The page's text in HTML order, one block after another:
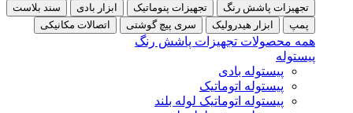
تجهیزات پاشش رنگ
تجهیزات پنوماتیک ابزار بادی
سند بلاست
پمپ
ابزار هیدرولیک سری پیچ گوشتی اتصالات مکانیکی
همه محصولات تجهیزات پاشش رنگ
پیستوله
پیستوله بادی
پیستوله اتوماتیک
پیستوله اتوماتیک لوله بلند